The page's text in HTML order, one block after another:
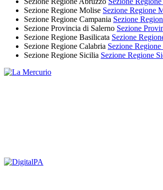
Sezione Regione Molise Sezione Regione
Sezione Regione Campania Sezione
Sezione Provincia di Salerno Sezione
Sezione Regione Basilicata Sezione
Sezione Regione Calabria Sezione Regione
Sezione Regione Sicilia Sezione Regione